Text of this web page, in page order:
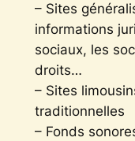
– Sites
informations
sociaux, les
droits…
– Sites
traditionnelles
– Fonds